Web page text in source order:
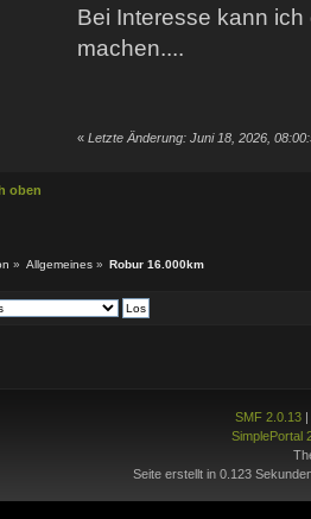
Bei Interesse kann
machen....
« Letzte Änderung: Juni 18, 2026,
oben
» Allgemeines » Robur 16.000km
SMF 2.0.13|
SimplePortal
Seite erstellt in 0.123